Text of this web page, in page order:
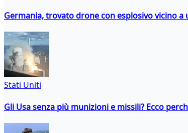
Germania, trovato drone con esplosivo vicino a
Stati Uniti
Gli Usa senza più munizioni e missili? Ecco